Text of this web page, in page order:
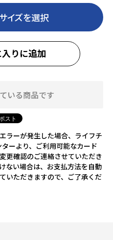
イズを選択
りに追加
いる商品です
ラーが発生した場合、ライフチ
ーより、ご利用可能なカード
更確認のご連絡させていただき
ない場合は、お支払方法を自動
いただきますので、ご了承くだ